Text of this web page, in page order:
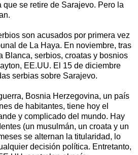
que se retire de Sarajevo. Pero la
son acusados por primera vez
de La Haya. En noviembre, tras
Blanca, serbios, croatas y bosnios
EE.UU. El 15 de diciembre
serbias sobre Sarajevo.
Bosnia Herzegovina, un país
de habitantes, tiene hoy el
y complicado del mundo. Hay
(un musulmán, un croata y un
se alternan la titularidad, lo
decisión política. Entretanto,